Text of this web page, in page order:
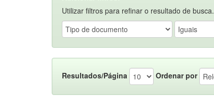
Utilizar filtros para refinar o resultado de busca.
Resultados/Página Ordenar por